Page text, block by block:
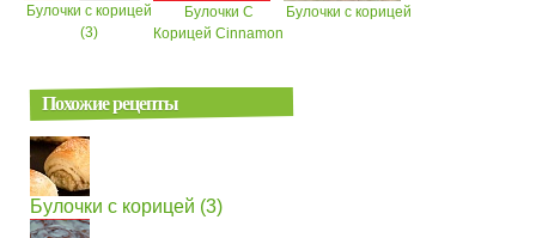
Булочки с корицей
(3)
Булочки С
Корицей Cinnamon
Булочки с корицей
Похожие рецепты
Булочки с корицей (3)